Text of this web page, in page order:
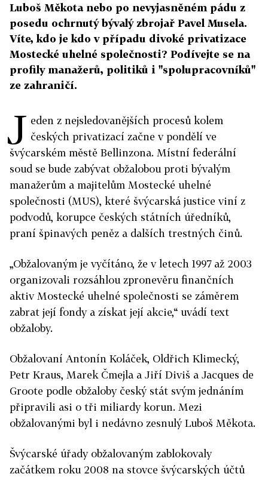
Luboš Měkota nebo po nevyjasněném pádu z
posedu ochrnutý bývalý zbrojař Pavel Musela.
Víte, kdo je kdo v případu divoké privatizace
Mostecké uhelné společnosti? Podívejte se na
profily manažerů, politiků i "spolupracovníků"
ze zahraničí.
J eden z nejsledovanějších procesů kolem
českých privatizací začne v pondělí ve
švýcarském městě Bellinzona. Místní federální
soud se bude zabývat obžalobou proti bývalým
manažerům a majitelům Mostecké uhelné
společnosti (MUS), které švýcarská justice viní z
podvodů, korupce českých státních úředníků,
praní špinavých peněz a dalších trestných činů.
„Obžalovaným je vyčítáno, že v letech 1997 až 2003
organizovali rozsáhlou zpronevěru finančních
aktiv Mostecké uhelné společnosti se záměrem
zabrat její fondy a získat její akcie,“ uvádí text
obžaloby.
Obžalovaní Antonín Koláček, Oldřich Klimecký,
Petr Kraus, Marek Čmejla a Jiří Diviš a Jacques de
Groote podle obžaloby český stát svým jednáním
připravili asi o tři miliardy korun. Mezi
obžalovanými byl i nedávno zesnulý Luboš Měkota.
Švýcarské úřady obžalovaným zablokovaly
začátkem roku 2008 na stovce švýcarských účtů